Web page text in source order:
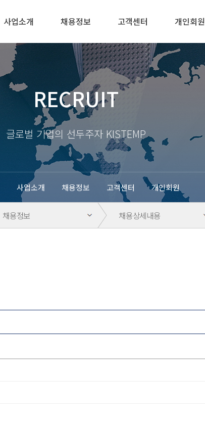
사업소개 채용정보 고객센터 개인회원
RECRUIT
글로벌 기업의 선두주자 KISTEMP
사업소개 채용정보 고객센터 개인회원
채용정보 채용상세내용